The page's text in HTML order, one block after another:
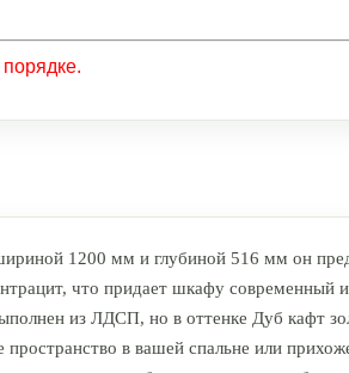
1200 мм и глубиной 516 мм он
что придает шкафу современный
из ЛДСП, но в оттенке Дуб кафт
в вашей спальне или